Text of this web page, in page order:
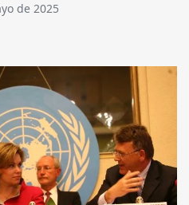
de 2025